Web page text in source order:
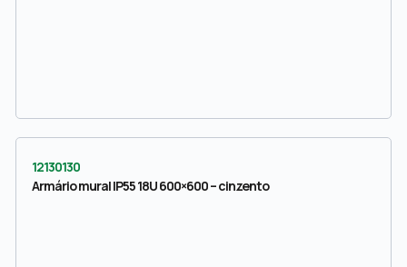
12130130
Armário mural IP55 18U 600×600 – cinzento